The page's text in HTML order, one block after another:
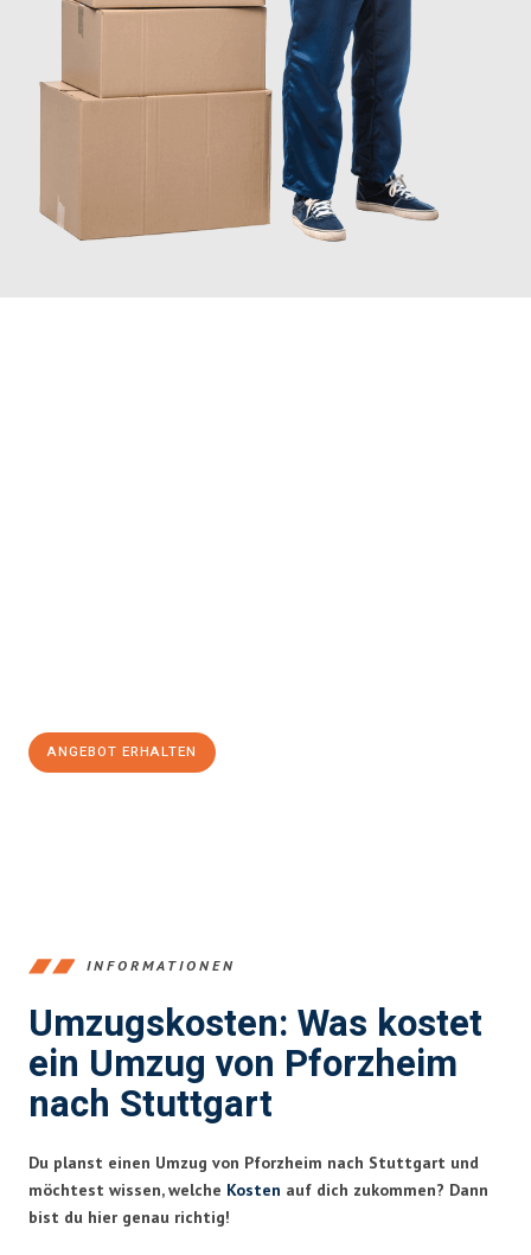
ANGEBOT ERHALTEN
INFORMATIONEN
Umzugskosten: Was kostet
ein Umzug von Pforzheim
nach Stuttgart
Du planst einen Umzug von Pforzheim nach Stuttgart und
möchtest wissen, welche Kosten auf dich zukommen? Dann
bist du hier genau richtig!